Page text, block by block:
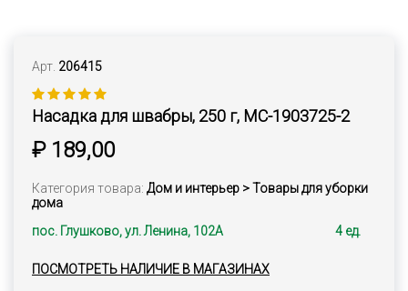
Арт. 206415
Насадка для швабры, 250 г, MC-1903725-2
₽ 189,00
Категория товара: Дом и интерьер > Товары для уборки
дома
пос. Глушково, ул. Ленина, 102А
4 ед.
ПОСМОТРЕТЬ НАЛИЧИЕ В МАГАЗИНАХ